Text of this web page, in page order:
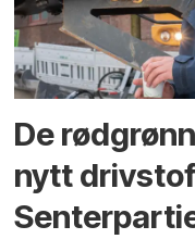
De
nytt